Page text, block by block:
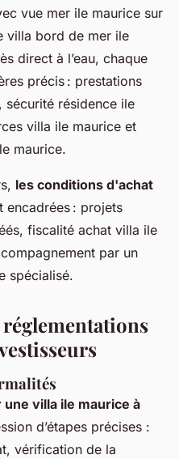
vue mer ile maurice sur
villa bord de mer ile
direct à l’eau, chaque
précis : prestations
sécurité résidence ile
villa ile maurice et
maurice.
les conditions d'achat
encadrées : projets
fiscalité achat villa ile
par un
spécialisé.
réglementations
une villa ile maurice à
d’étapes précises :
vérification de la